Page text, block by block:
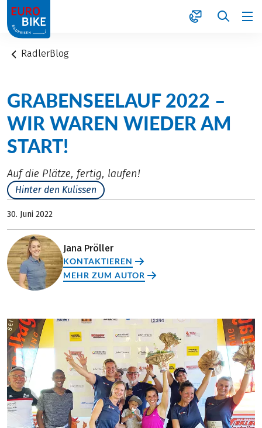
1
RadlerBlog
GRABENSEELAUF 2022 –
WIR WAREN WIEDER AM
START!
Auf die Plätze, fertig, laufen!
Hinter den Kulissen
30. Juni 2022
Jana Pröller
KONTAKTIEREN
MEHR ZUM AUTOR